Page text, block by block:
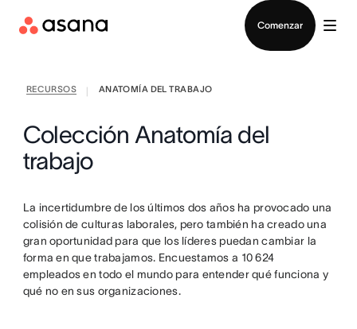
Comenzar
RECURSOS ANATOMÍA DEL TRABAJO
Colección Anatomía del
trabajo
La incertidumbre de los últimos dos años ha provocado una
colisión de culturas laborales, pero también ha creado una
gran oportunidad para que los líderes puedan cambiar la
forma en que trabajamos. Encuestamos a 10 624
empleados en todo el mundo para entender qué funciona y
qué no en sus organizaciones.